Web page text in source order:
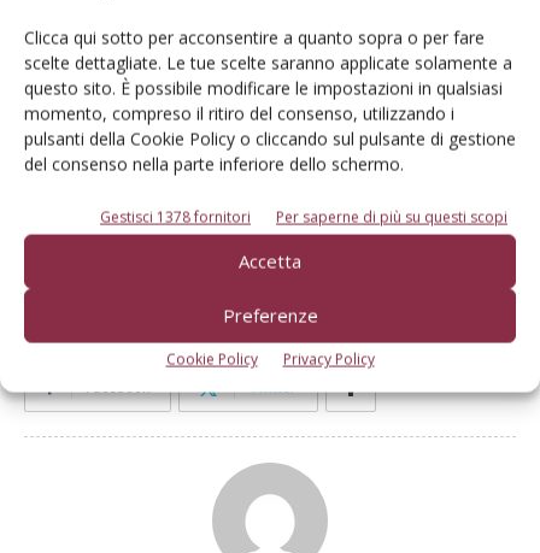
Clicca qui sotto per acconsentire a quanto sopra o per fare
scelte dettagliate. Le tue scelte saranno applicate solamente a
questo sito. È possibile modificare le impostazioni in qualsiasi
momento, compreso il ritiro del consenso, utilizzando i
pulsanti della Cookie Policy o cliccando sul pulsante di gestione
del consenso nella parte inferiore dello schermo.
Gestisci 1378 fornitori Per saperne di più su questi scopi
Accetta
Preferenze
Cookie Policy Privacy Policy
distruggendo le produzioni ancora presenti in grandi
quantità sulle piante. Umidità e temperature che stanno
favorendo lo sviluppo di muffe che la mano dell’uomo non
riesce a fermare né con il diradamento dei chicchi né con i
trattamenti fitosanitari.